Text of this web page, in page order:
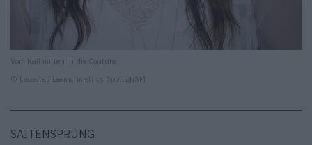
Vom Kaff mitten in die Couture.
© Lacoste / Launchmetrics SpotlighSM
SAITENSPRUNG